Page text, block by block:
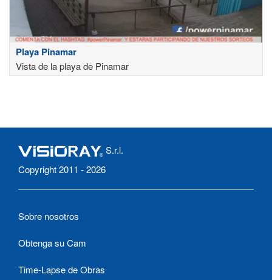
Playa Pinamar
Vista de la playa de Pinamar
S.r.l.
Copyright 2011 - 2026
Sobre nosotros
Obtenga su Cam
Time-Lapse de Obras